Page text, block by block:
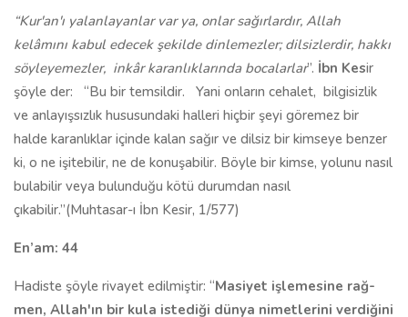
“Kur'an'ı yalanlayanlar var ya, onlar sağırlardır, Allah
kelâmını kabul edecek şekilde dinlemezler; dilsiz­lerdir, hakkı
söyleyemezler, inkâr karanlıklarında bocalarlar”. İbn Kesir
şöyle der:
“Bu bir temsildir. Yani onların cehalet, bilgisizlik
ve anlayışsızlık hususundaki halleri hiçbir şeyi göremez bir
halde karanlıklar içinde kalan sağır ve dilsiz bir kimseye benzer
ki, o ne işitebilir, ne de konuşabilir. Böyle bir kimse, yolunu nasıl
bulabilir veya bulunduğu kötü du­rumdan nasıl
çıkabilir.”(Muhtasar-ı İbn Kesir, 1/577)
En’am: 44
Hadiste şöyle rivayet edilmiştir: “Masiyet işlemesine rağ­
men, Allah'ın bir kula istediği dünya nimetlerini verdiğini